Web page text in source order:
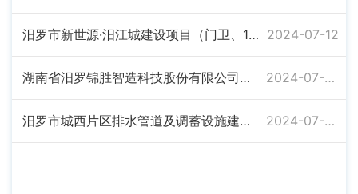
汨罗市新世源·汨江城建设项目（门卫、1#2#栋及相应地下室）施工许可证 2024-07-12
湖南省汨罗锦胜智造科技股份有限公司再生资源回收项目（一期）施工许可证 2024-07-05
汨罗市城西片区排水管道及调蓄设施建设项目施工许可证 2024-07-04